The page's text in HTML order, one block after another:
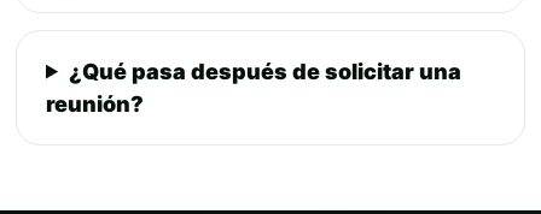
¿Qué pasa después de solicitar una
reunión?